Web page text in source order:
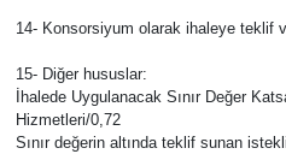
14- Konsorsiyum olarak ihaleye teklif
15- Diğer hususlar:
İhalede Uygulanacak Sınır Değer
Hizmetleri/0,72
Sınır değerin altında teklif sunan